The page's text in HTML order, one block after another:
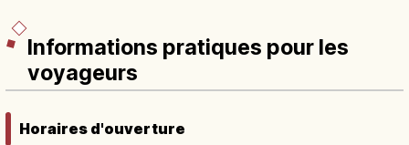
Informations pratiques pour les
voyageurs
Horaires d'ouverture